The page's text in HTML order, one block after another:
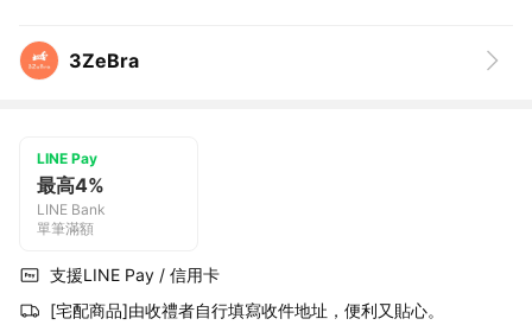
3ZeBra
LINE Pay
最高4%
LINE Bank
單筆滿額
支援LINE Pay / 信用卡
[宅配商品]由收禮者自行填寫收件地址，便利又貼心。